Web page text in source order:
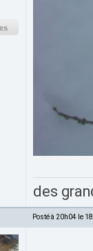
des
Posté à 20h04 le